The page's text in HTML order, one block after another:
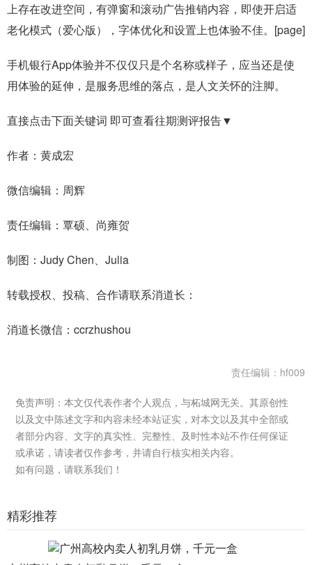
上存在改进空间，有弹窗和滚动广告推销内容，即使开启适
老化模式（爱心版），字体优化和设置上也体验不佳。[page]
手机银行App体验并不仅仅只是个名称或样子，应当还是使
用体验的延伸，是服务思维的落点，是人文关怀的注脚。
直接点击下面关键词 即可查看往期测评报告▼
作者：黄成宏
微信编辑：周辉
责任编辑：覃硕、尚雍贺
制图：Judy Chen、Julia
转载授权、投稿、合作请联系消道长：
消道长微信：ccrzhushou
责任编辑：hf009
免责声明：本文仅代表作者个人观点，与柘城网无关。其原创性
以及文中陈述文字和内容未经本站证实，对本文以及其中全部或
者部分内容、文字的真实性、完整性、及时性本站不作任何保证
或承诺，请读者仅作参考，并请自行核实相关内容。
如有问题，请联系我们！
精彩推荐